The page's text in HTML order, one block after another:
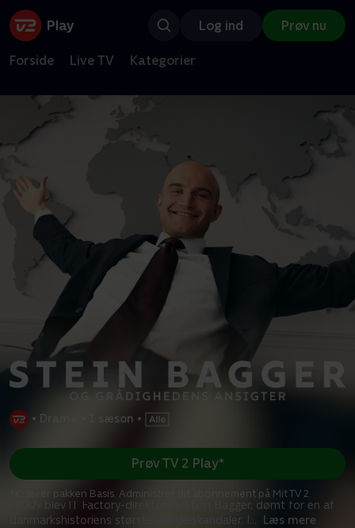
Log ind Prøv nu
Forside Live TV Kategorier
• Drama 1 sæson •
I 2009 blev IT Factory-direktøren, Stein Bagger, dømt for en af
danmarkshistoriens største svindelskandaler. I
... Læs mere
Prøv TV 2 Play*
*Kræver pakken Basis. Administrer dit abonnement på Mit TV 2.